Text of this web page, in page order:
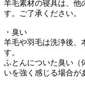
羊毛素材の寝具は、他
す。ご了承ください。
・臭い
羊毛や羽毛は洗浄後、
す。
ふとんについた臭い（
いを強く感じる場合が